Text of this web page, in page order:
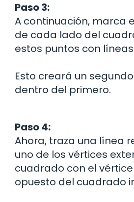
Paso 3:
A continuación, marca
de cada lado del
estos puntos con
Esto creará un
dentro del primero.
Paso 4:
Ahora, traza una línea
uno de los vértices
cuadrado con el
opuesto del cuadrado